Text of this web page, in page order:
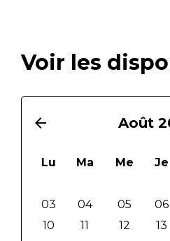
Voir les
arrow_back Août
Lu Ma Me Je
03
04 05 06
10
11 12 13